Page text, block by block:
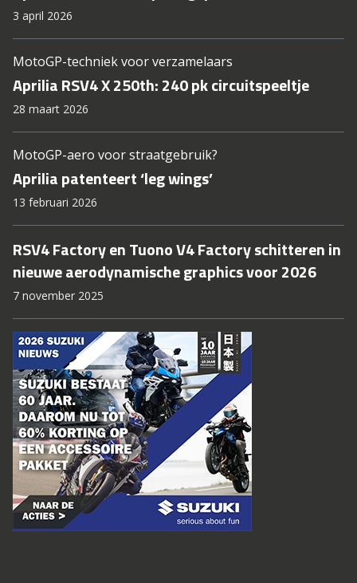
3 april 2026
MotoGP-techniek voor verzamelaars
Aprilia RSV4 X 250th: 240 pk circuitspeeltje
28 maart 2026
MotoGP-aero voor straatgebruik?
Aprilia patenteert ‘leg wings’
13 februari 2026
RSV4 Factory en Tuono V4 Factory schitteren in
nieuwe aerodynamische graphics voor 2026
7 november 2025